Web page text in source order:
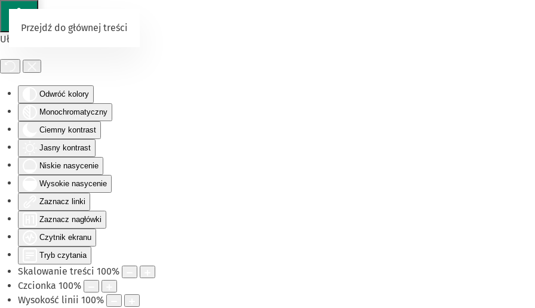
Ułatwienia dostępu
Odwróć kolory
Monochromatyczny
Ciemny kontrast
Jasny kontrast
Niskie nasycenie
Wysokie nasycenie
Zaznacz linki
Zaznacz nagłówki
Czytnik ekranu
Tryb czytania
Skalowanie treści 100%
Czcionka 100%
Wysokość linii 100%
Przejdź do głównej treści